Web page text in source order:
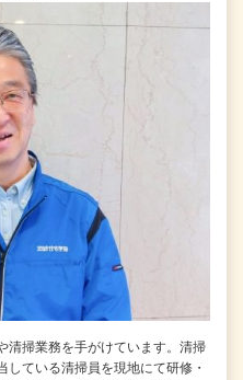
清掃業務を手がけています。清掃
している清掃員を現地にて研修・